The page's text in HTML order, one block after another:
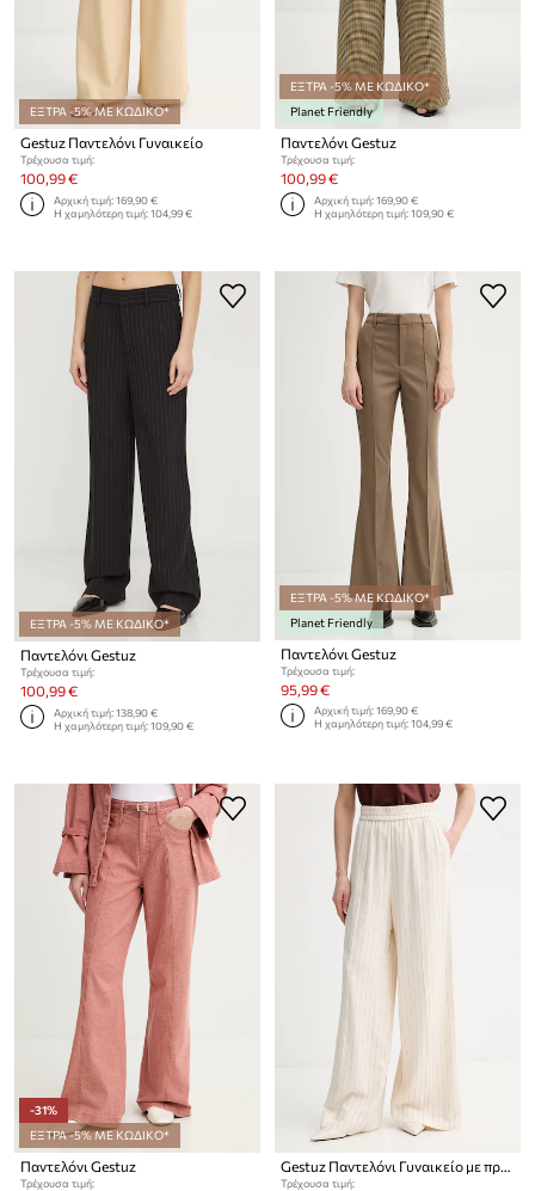
ΕΞΤΡΑ -5% ΜΕ ΚΩΔΙΚΟ*
Gestuz Παντελόνι Γυναικείο
Τρέχουσα τιμή:
100,99 €
Αρχική τιμή:169,90 €
Η χαμηλότερη τιμή:104,99 €
ΕΞΤΡΑ -5% ΜΕ ΚΩΔΙΚΟ*
Planet Friendly
Παντελόνι Gestuz
Τρέχουσα τιμή:
100,99 €
Αρχική τιμή:169,90 €
Η χαμηλότερη τιμή:109,90 €
ΕΞΤΡΑ -5% ΜΕ ΚΩΔΙΚΟ*
Παντελόνι Gestuz
Τρέχουσα τιμή:
100,99 €
Αρχική τιμή:138,90 €
Η χαμηλότερη τιμή:109,90 €
ΕΞΤΡΑ -5% ΜΕ ΚΩΔΙΚΟ*
Planet Friendly
Παντελόνι Gestuz
Τρέχουσα τιμή:
95,99 €
Αρχική τιμή:169,90 €
Η χαμηλότερη τιμή:104,99 €
-31%
ΕΞΤΡΑ -5% ΜΕ ΚΩΔΙΚΟ*
Παντελόνι Gestuz
Τρέχουσα τιμή: Τρέχουσα τιμή: